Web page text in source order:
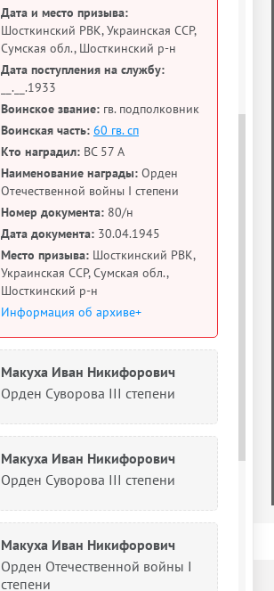
Дата и место призыва:
Шосткинский РВК, Украинская ССР,
Сумская обл., Шосткинский р-н
Дата поступления на службу:
__.__.1933
Воинское звание: гв. подполковник
Воинская часть: 60 гв. сп
Кто наградил: ВС 57 А
Наименование награды: Орден
Отечественной войны I степени
Номер документа: 80/н
Дата документа: 30.04.1945
Место призыва: Шосткинский РВК,
Украинская ССР, Сумская обл.,
Шосткинский р-н
Информация об архиве+
Макуха Иван Никифорович
Орден Суворова III степени
Макуха Иван Никифорович
Орден Суворова III степени
Макуха Иван Никифорович
Орден Отечественной войны I
степени